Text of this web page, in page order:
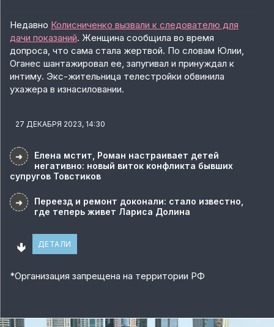
Недавно Колисниченко вызвали к следователю для
дачи показаний. Женщина сообщила во время
допроса, что сама стала жертвой. По словам Юлии,
Оганес шантажировал ее, запугивал и принуждал к
интиму. Экс-жительница телестройки обвинила
ухажера в изнасиловании.
27 ДЕКАБРЯ 2023, 14:30
➜
Елена мстит, Роман настраивает детей
негативно: новый виток конфликта бывших
супругов Товстиков
➜
Переезд и ремонт доконали: стало известно,
где теперь живет Лариса Долина
🢃 ДЕТАЛИ
*Организация запрещена на территории РФ